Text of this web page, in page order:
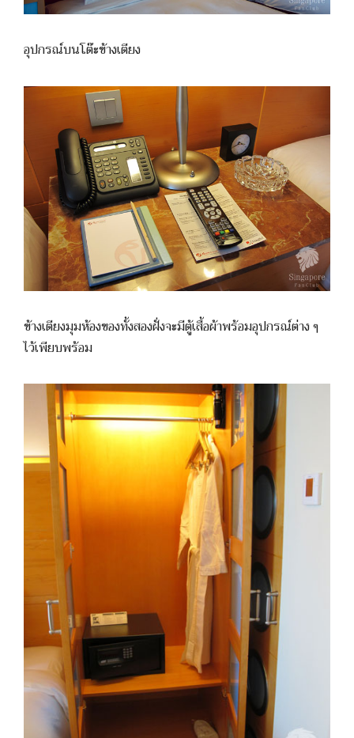
อุปกรณ์บนโต๊ะข้างเตียง
ข้างเตียงมุมห้องของทั้งสองฝั่งจะมีตู้เสื้อผ้าพร้อมอุปกรณ์ต่าง ๆ
ไว้เพียบพร้อม